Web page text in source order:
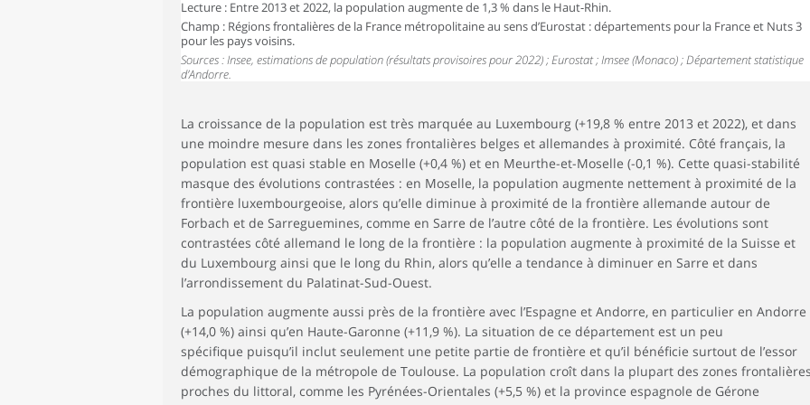
Lecture : Entre 2013 et 2022, la population augmente de 1,3 % dans le Haut-Rhin.
Champ : Régions frontalières de la France métropolitaine au sens d’Eurostat : départements pour la France et Nuts 3
pour les pays voisins.
Sources : Insee, estimations de population (résultats provisoires pour 2022) ; Eurostat ; Imsee (Monaco) ; Département statistique
d’Andorre.
La croissance de la population est très marquée au Luxembourg (+19,8 % entre 2013 et 2022), et dans
une moindre mesure dans les zones frontalières belges et allemandes à proximité. Côté français, la
population est quasi stable en Moselle (+0,4 %) et en Meurthe-et-Moselle (-0,1 %). Cette quasi-stabilité
masque des évolutions contrastées : en Moselle, la population augmente nettement à proximité de la
frontière luxembourgeoise, alors qu’elle diminue à proximité de la frontière allemande autour de
Forbach et de Sarreguemines, comme en Sarre de l’autre côté de la frontière. Les évolutions sont
contrastées côté allemand le long de la frontière : la population augmente à proximité de la Suisse et
du Luxembourg ainsi que le long du Rhin, alors qu’elle a tendance à diminuer en Sarre et dans
l’arrondissement du Palatinat-Sud-Ouest.
La population augmente aussi près de la frontière avec l’Espagne et Andorre, en particulier en Andorre
(+14,0 %) ainsi qu’en Haute-Garonne (+11,9 %). La situation de ce département est un peu
spécifique puisqu’il inclut seulement une petite partie de frontière et qu’il bénéficie surtout de l’essor
démographique de la métropole de Toulouse. La population croît dans la plupart des zones
proches du littoral, comme les Pyrénées-Orientales (+5,5 %) et la province espagnole de Gérone